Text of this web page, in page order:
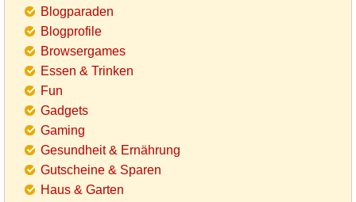
Blogparaden
Blogprofile
Browsergames
Essen & Trinken
Fun
Gadgets
Gaming
Gesundheit & Ernährung
Gutscheine & Sparen
Haus & Garten